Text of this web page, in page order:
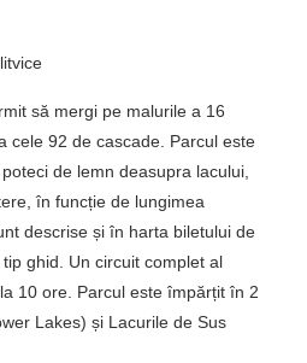
să mergi pe malurile a 16
cele 92 de cascade. Parcul este
de lemn deasupra lacului,
în funcție de lungimea
descrise și în harta biletului de
ghid. Un circuit complet al
10 ore. Parcul este împărțit în 2
Lakes) și Lacurile de Sus